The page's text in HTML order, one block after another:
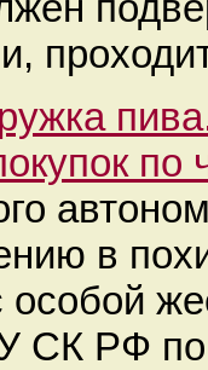
по
в
особой
СК РФ